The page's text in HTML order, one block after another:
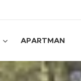
APARTMAN